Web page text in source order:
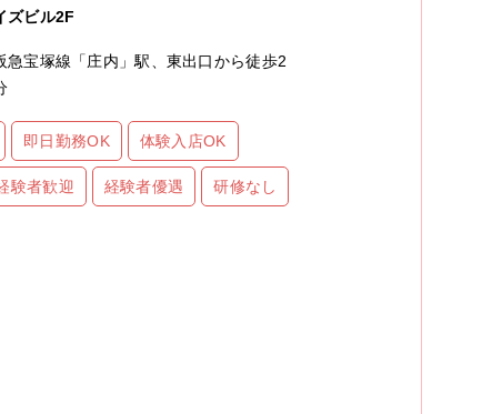
ズビル2F
急宝塚線「庄内」駅、東出口から徒歩2
即日勤務OK 体験入店OK
験者歓迎 経験者優遇 研修なし